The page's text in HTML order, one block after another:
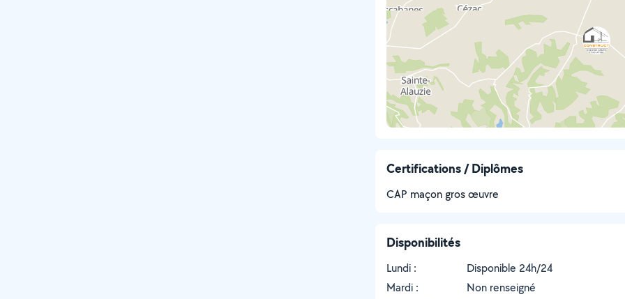
Certifications / Diplômes
CAP maçon gros œuvre
Disponibilités
Lundi :
Disponible 24h/24
Mardi :
Non renseigné